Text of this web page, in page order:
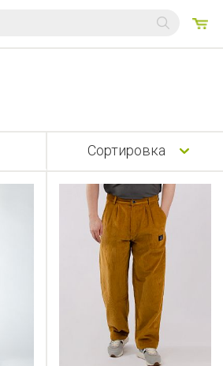
Сортировка